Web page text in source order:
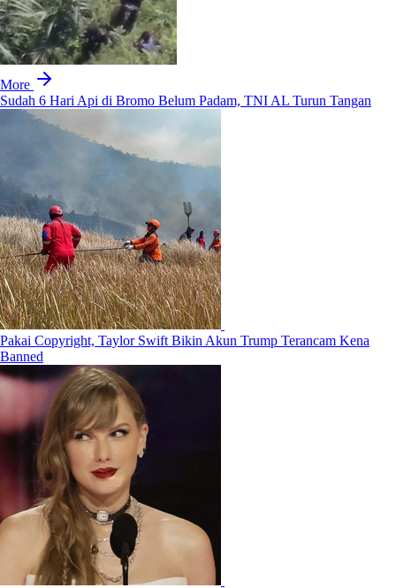
More
Sudah 6 Hari Api di Bromo Belum Padam, TNI AL Turun Tangan
Pakai Copyright, Taylor Swift Bikin Akun Trump Terancam Kena
Banned